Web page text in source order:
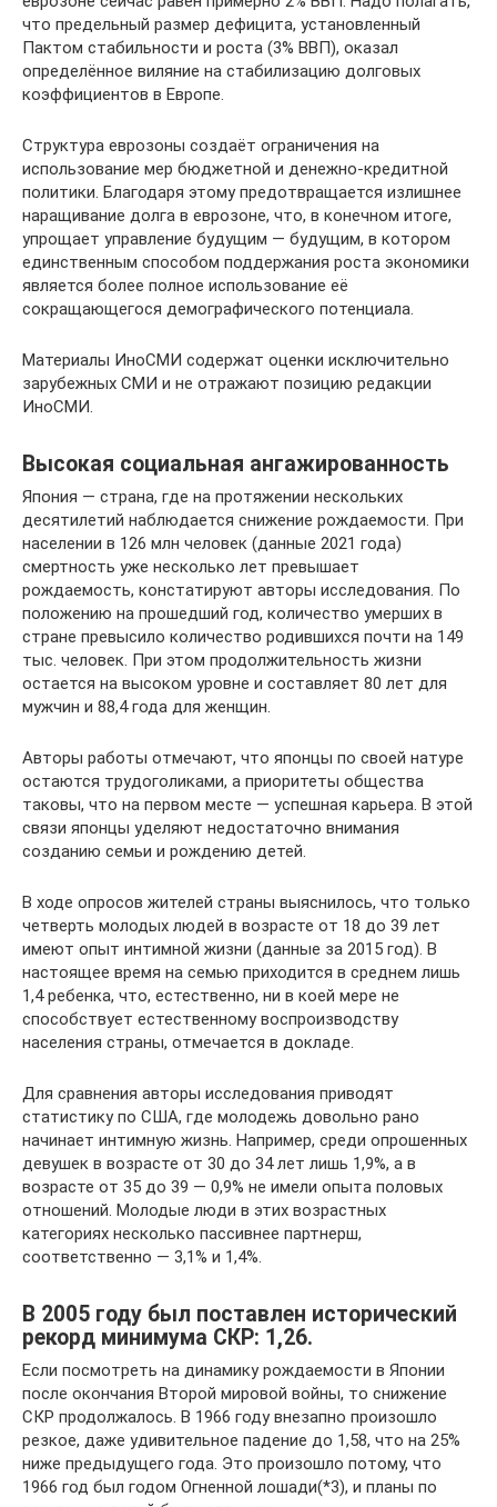
что предельный размер дефицита, установленный
Пактом стабильности и роста (3% ВВП), оказал
определённое виляние на стабилизацию долговых
коэффициентов в Европе.
Структура еврозоны создаёт ограничения на
использование мер бюджетной и денежно-кредитной
политики. Благодаря этому предотвращается излишнее
наращивание долга в еврозоне, что, в конечном итоге,
упрощает управление будущим — будущим, в котором
единственным способом поддержания роста экономики
является более полное использование её
сокращающегося демографического потенциала.
Материалы ИноСМИ содержат оценки исключительно
зарубежных СМИ и не отражают позицию редакции
ИноСМИ.
Высокая социальная ангажированность
Япония — страна, где на протяжении нескольких
десятилетий наблюдается снижение рождаемости. При
населении в 126 млн человек (данные 2021 года)
смертность уже несколько лет превышает
рождаемость, констатируют авторы исследования. По
положению на прошедший год, количество умерших в
стране превысило количество родившихся почти на 149
тыс. человек. При этом продолжительность жизни
остается на высоком уровне и составляет 80 лет для
мужчин и 88,4 года для женщин.
Авторы работы отмечают, что японцы по своей натуре
остаются трудоголиками, а приоритеты общества
таковы, что на первом месте — успешная карьера. В этой
связи японцы уделяют недостаточно внимания
созданию семьи и рождению детей.
В ходе опросов жителей страны выяснилось, что только
четверть молодых людей в возрасте от 18 до 39 лет
имеют опыт интимной жизни (данные за 2015 год). В
настоящее время на семью приходится в среднем лишь
1,4 ребенка, что, естественно, ни в коей мере не
способствует естественному воспроизводству
населения страны, отмечается в докладе.
Для сравнения авторы исследования приводят
статистику по США, где молодежь довольно рано
начинает интимную жизнь. Например, среди опрошенных
девушек в возрасте от 30 до 34 лет лишь 1,9%, а в
возрасте от 35 до 39 — 0,9% не имели опыта половых
отношений. Молодые люди в этих возрастных
категориях несколько пассивнее партнерш,
соответственно — 3,1% и 1,4%.
В 2005 году был поставлен исторический
рекорд минимума СКР: 1,26.
Если посмотреть на динамику рождаемости в Японии
после окончания Второй мировой войны, то снижение
СКР продолжалось. В 1966 году внезапно произошло
резкое, даже удивительное падение до 1,58, что на 25%
ниже предыдущего года. Это произошло потому, что
1966 год был годом Огненной лошади(*3), и планы по